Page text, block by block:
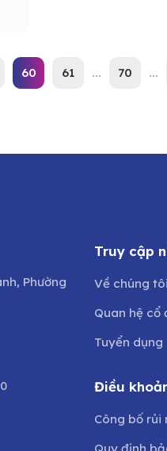
60 61 ... 70 ...
Phường
Truy cập
Về chúng tôi
Quan hệ cổ
Tuyển dụng
Điều
Công bố rủi